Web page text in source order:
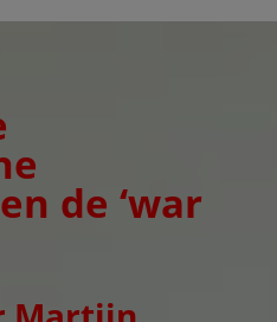
de ‘war